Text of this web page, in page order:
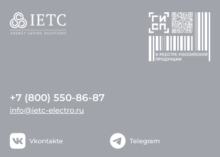
+7 (800) 550-86-87
info@ietc-electro.ru
Vkontakte Telegram